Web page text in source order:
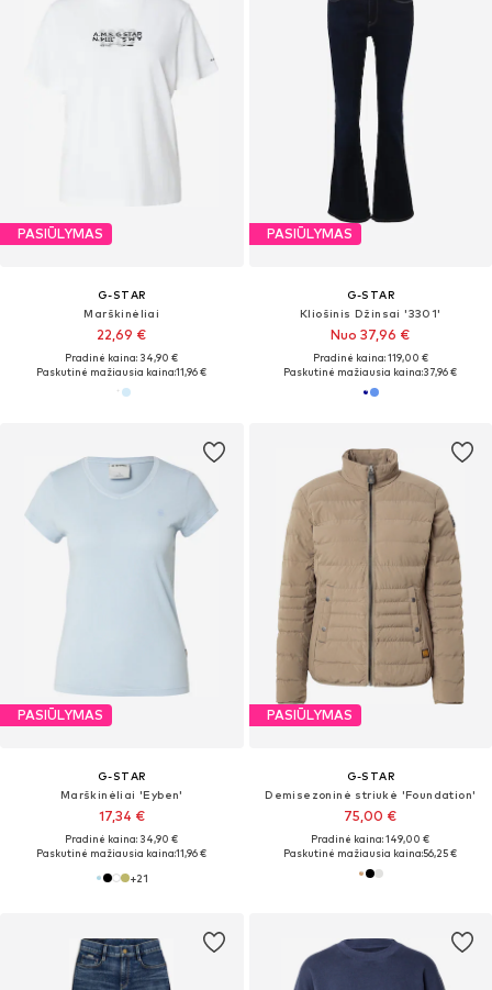
PASIŪLYMAS
G-STAR
Marškinėliai
22,69 €
Pradinė kaina: 34,90 €
Paskutinė mažiausia kaina:11,96 €
PASIŪLYMAS
G-STAR
Kliošinis Džinsai '3301'
Nuo 37,96 €
Pradinė kaina: 119,00 €
Paskutinė mažiausia kaina:37,96 €
PASIŪLYMAS
G-STAR
Marškinėliai 'Eyben'
17,34 €
Pradinė kaina: 34,90 €
Paskutinė mažiausia kaina:11,96 €
+21
PASIŪLYMAS
G-STAR
Demisezoninė striukė 'Foundation'
75,00 €
Pradinė kaina: 149,00 €
Paskutinė mažiausia kaina:56,25 €